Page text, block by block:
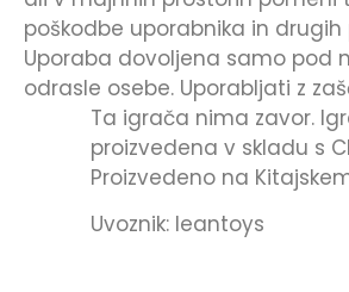
poškodbe uporabnika in drugih
Uporaba dovoljena samo pod
odrasle osebe. Uporabljati z
Ta igrača nima zavor.
proizvedena v skladu s
Proizvedeno na
Uvoznik: leantoys